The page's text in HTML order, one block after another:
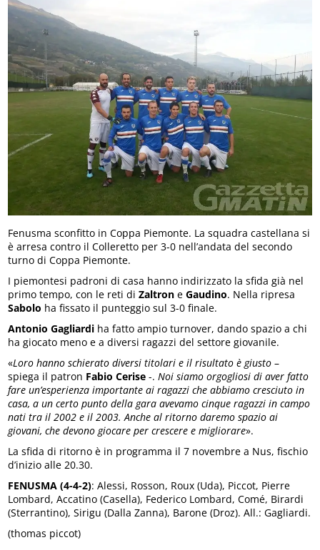
Fenusma sconfitto in Coppa Piemonte. La squadra castellana si
è arresa contro il Colleretto per 3-0 nell’andata del secondo
turno di Coppa Piemonte.
I piemontesi padroni di casa hanno indirizzato la sfida già nel
primo tempo, con le reti diZaltron eGaudino. Nella ripresa
Sabolo ha fissato il punteggio sul 3-0 finale.
Antonio Gagliardi ha fatto ampio turnover, dando spazio a chi
ha giocato meno e a diversi ragazzi del settore giovanile.
«Loro hanno schierato diversi titolari e il risultato è giusto –
spiega il patron Fabio Cerise -.Noi siamo orgogliosi di aver fatto
fare un’esperienza importante ai ragazzi che abbiamo cresciuto in
casa, a un certo punto della gara avevamo cinque ragazzi in campo
nati tra il 2002 e il 2003. Anche al ritorno daremo spazio ai
giovani, che devono giocare per crescere e migliorare».
La sfida di ritorno è in programma il 7 novembre a Nus, fischio
d’inizio alle 20.30.
FENUSMA (4-4-2): Alessi, Rosson, Roux (Uda), Piccot, Pierre
Lombard, Accatino (Casella), Federico Lombard, Comé, Birardi
(Sterrantino), Sirigu (Dalla Zanna), Barone (Droz). All.: Gagliardi.
(thomas piccot)